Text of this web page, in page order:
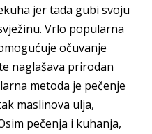
jer tada gubi svoju
Vrlo popularna
očuvanje
naglašava prirodan
metoda je pečenje
maslinova ulja,
pečenja i kuhanja,